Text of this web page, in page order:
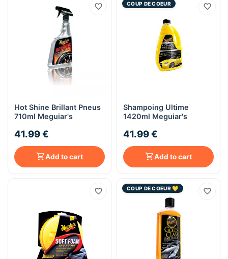
Hot Shine Brillant Pneus
710ml Meguiar's
41.99 €
Add to cart
COUP DE COEUR
Shampoing Ultime
1420ml Meguiar's
41.99 €
Add to cart
COUP DE COEUR 💛